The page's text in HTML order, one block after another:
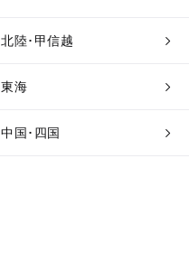
北陸･甲信越
東海
中国･四国